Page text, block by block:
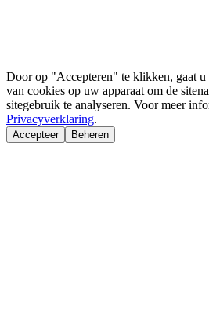
Door op "Accepteren" te klikken, gaat u
van cookies op uw apparaat om de
sitegebruik te analyseren. Voor meer
Privacyverklaring.
Accepteer Beheren